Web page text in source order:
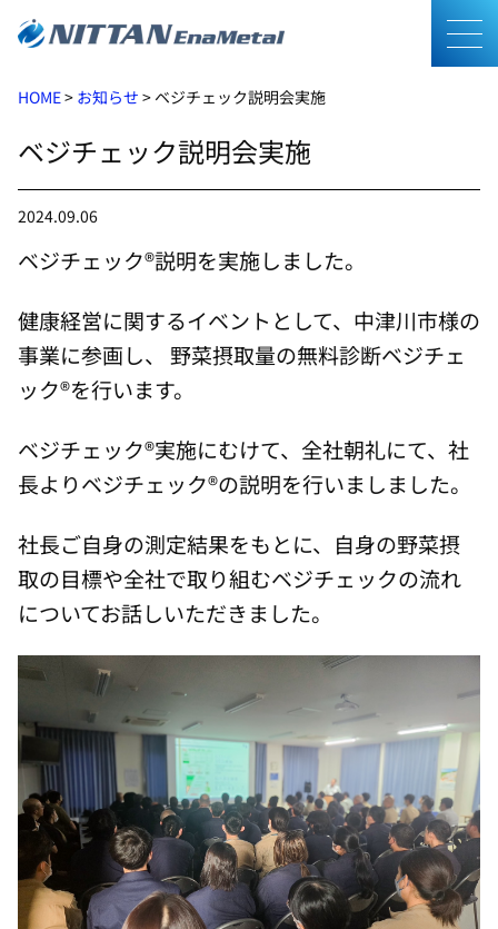
メ
HOME> お知らせ > ベジチェック説明会実施
ベジチェック説明会実施
2024.09.06
ベジチェック®説明を実施しました。
健康経営に関するイベントとして、中津川市様の
事業に参画し、 野菜摂取量の無料診断ベジチェ
ック®を行います。
ベジチェック®実施にむけて、全社朝礼にて、社
長よりベジチェック®の説明を行いましました。
社長ご自身の測定結果をもとに、自身の野菜摂
取の目標や全社で取り組むベジチェックの流れ
についてお話しいただきました。